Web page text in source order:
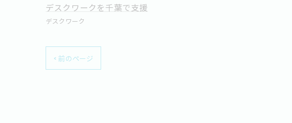
デスクワークを千葉で支援
デスクワーク
< 前のページ